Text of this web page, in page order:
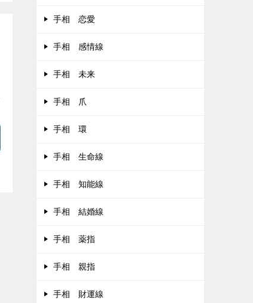
手相 恋愛
手相 感情線
手相 未来
手相 爪
手相 環
手相 生命線
手相 知能線
手相 結婚線
手相 薬指
手相 親指
手相 財運線